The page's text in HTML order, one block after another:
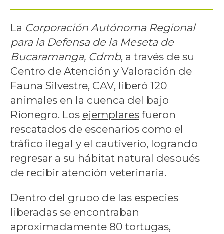
La Corporación Autónoma Regional
para la Defensa de la Meseta de
Bucaramanga, Cdmb, a través de su
Centro de Atención y Valoración de
Fauna Silvestre, CAV, liberó 120
animales en la cuenca del bajo
Rionegro. Los ejemplaresfueron
rescatados de escenarios como el
tráfico ilegal y el cautiverio, logrando
regresar a su hábitat natural después
de recibir atención veterinaria.
Dentro del grupo de las especies
liberadas se encontraban
aproximadamente 80 tortugas,